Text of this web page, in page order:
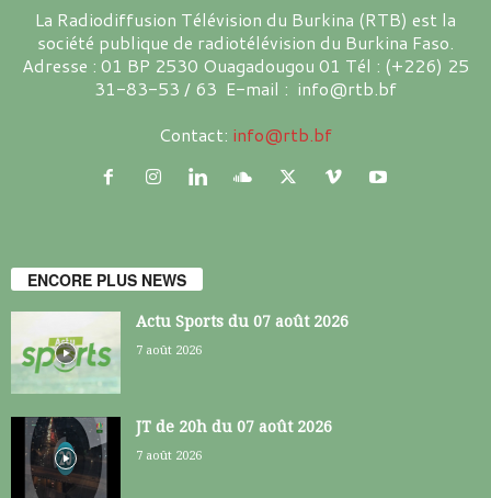
La Radiodiffusion Télévision du Burkina (RTB) est la
société publique de radiotélévision du Burkina Faso.
Adresse : 01 BP 2530 Ouagadougou 01 Tél : (+226) 25
31-83-53 / 63 E-mail : info@rtb.bf
Contact: info@rtb.bf
ENCORE PLUS NEWS
Actu Sports du 07 août 2026
7 août 2026
JT de 20h du 07 août 2026
7 août 2026